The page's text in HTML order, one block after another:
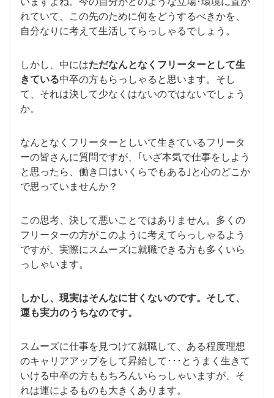
れていて、この先のために何をどうするべきかを、
自分なりに考えて生活してらっしゃるでしょう。
しかし、中にはただなんとなくフリーターとして生
きている中卒の方もらっしゃると思います。そし
て、それは決して少なくはないのではないでしょう
か。
なんとなくフリーターとしいて生きているフリータ
ーの皆さんに質問ですが、｢いざ本気で仕事をしよう
と思ったら、働き口はいくらでもある｣と心のどこか
で思っていませんか？
この思考、決して悪いことではありません。多くの
フリーターの方がこのように考えてらっしゃるよう
ですが、実際にスムーズに就職できる方も多くいら
っしゃいます。
しかし、現実はそんなに甘くないのです。そして、
運も実力のうちなのです。
スムーズに仕事を見つけて就職して、ある程度理想
のキャリアアップをして昇給して･･･とうまく生きて
いける中卒の方ももちろんいらっしゃいますが、そ
れは運によるものも大きくあります。